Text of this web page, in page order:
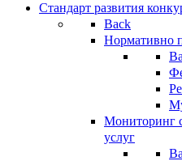
Стандарт развития
Back
Нормативно
Мониторинг
услуг